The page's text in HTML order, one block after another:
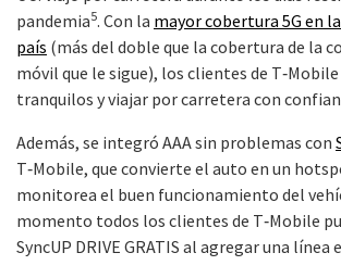
pandemia5. Con la mayor cobertura 5G en
país (más del doble que la cobertura de la
móvil que le sigue), los clientes de
tranquilos y viajar por carretera con
Además, se integró AAA sin problemas con
T‑Mobile, que convierte el auto en un
monitorea el buen funcionamiento del
momento todos los clientes de T‑Mobile
SyncUP DRIVE GRATIS al agregar una línea